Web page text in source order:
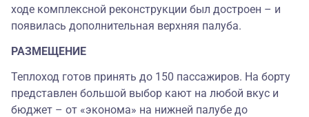
ходе комплексной реконструкции был достроен – и
появилась дополнительная верхняя палуба.
РАЗМЕЩЕНИЕ
Теплоход готов принять до 150 пассажиров. На борту
представлен большой выбор кают на любой вкус и
бюджет – от «эконома» на нижней палубе до